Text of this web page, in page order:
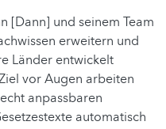
[Dann] und seinem Team
erweitern und
Länder entwickelt
vor Augen arbeiten
anpassbaren
automatisch